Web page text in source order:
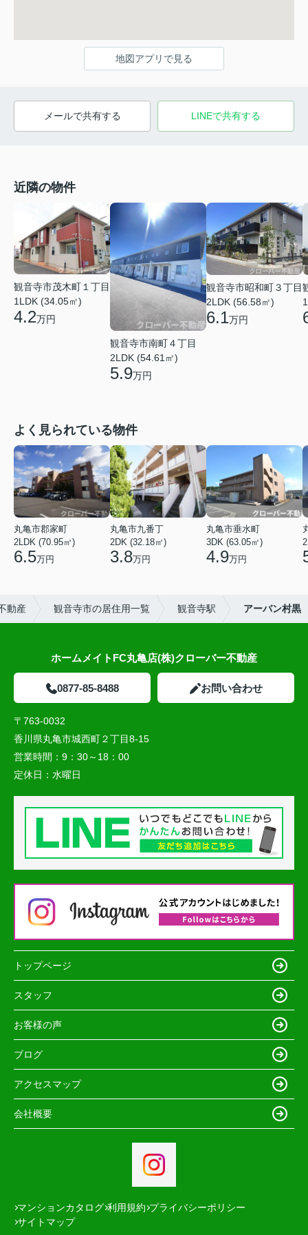
地図アプリで見る
メールで共有する LINEで共有する
近隣の物件
観音寺市茂木町１丁目
1LDK (34.05㎡)
4.2万円
観音寺市南町４丁目
2LDK (54.61㎡)
5.9万円
観音寺市昭和町３丁目
2LDK (56.58㎡)
6.1万円
よく見られている物件
丸亀市郡家町
2LDK (70.95㎡)
6.5万円
丸亀市九番丁
2DK (32.18㎡)
3.8万円
丸亀市垂水町
3DK (63.05㎡)
4.9万円
動産 観音寺市の居住用一覧 観音寺駅 アーバン村黒
ホームメイトFC丸亀店(株)クローバー不動産
0877-85-8488 お問い合わせ
〒763-0032
香川県丸亀市城西町２丁目8-15
営業時間： 9：30～18：00
定休日： 水曜日
トップページ
スタッフ
お客様の声
ブログ
アクセスマップ
会社概要
マンションカタログ 利用規約 プライバシーポリシー
サイトマップ